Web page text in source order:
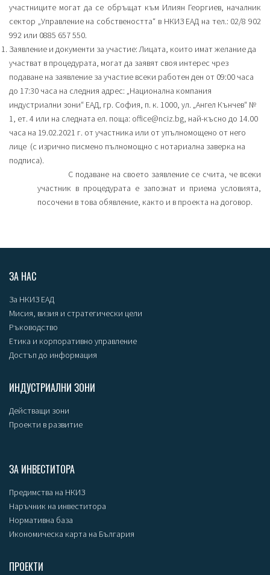
участниците могат да се обръщат към Илиян Георгиев, началник
сектор „Управление на собствеността“ в НКИЗ ЕАД на тел.: 02/8 902
992 или 0885 657 550.
Заявление и документи за участие: Лицата, които имат желание да
участват в процедурата, могат да заявят своя интерес чрез
подаване на заявление за участие всеки работен ден от 09:00 часа
до 17:30 часа на следния адрес: „Национална компания
индустриални зони“ ЕАД, гр. София, п. к. 1000, ул. „Ангел Кънчев“ №
1, ет. 4 или на следната ел. поща: office@nciz.bg, най-късно до 14.00
часа на 19.02.2021 г. от участника или от упълномощено от него
лице (с изрично писмено пълномощно с нотариална заверка на
подписа).
С подаване на своето заявление се счита, че всеки
участник в процедурата е запознат и приема условията,
посочени в това обявление, както и в проекта на договор.
ЗА НАС
За НКИЗ ЕАД
Мисия, визия и стратегически цели
Ръководство
Етика и корпоративно управление
Достъп до информация
ИНДУСТРИАЛНИ ЗОНИ
Действащи зони
Проекти в развитие
ЗА ИНВЕСТИТОРА
Предимства на НКИЗ
Наръчник на инвеститора
Нормативна база
Икономическа карта на България
ПРОЕКТИ